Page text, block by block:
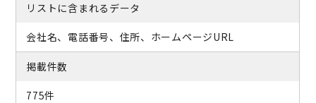
リストに含まれるデータ
会社名、電話番号、住所、ホームページURL
掲載件数
775件